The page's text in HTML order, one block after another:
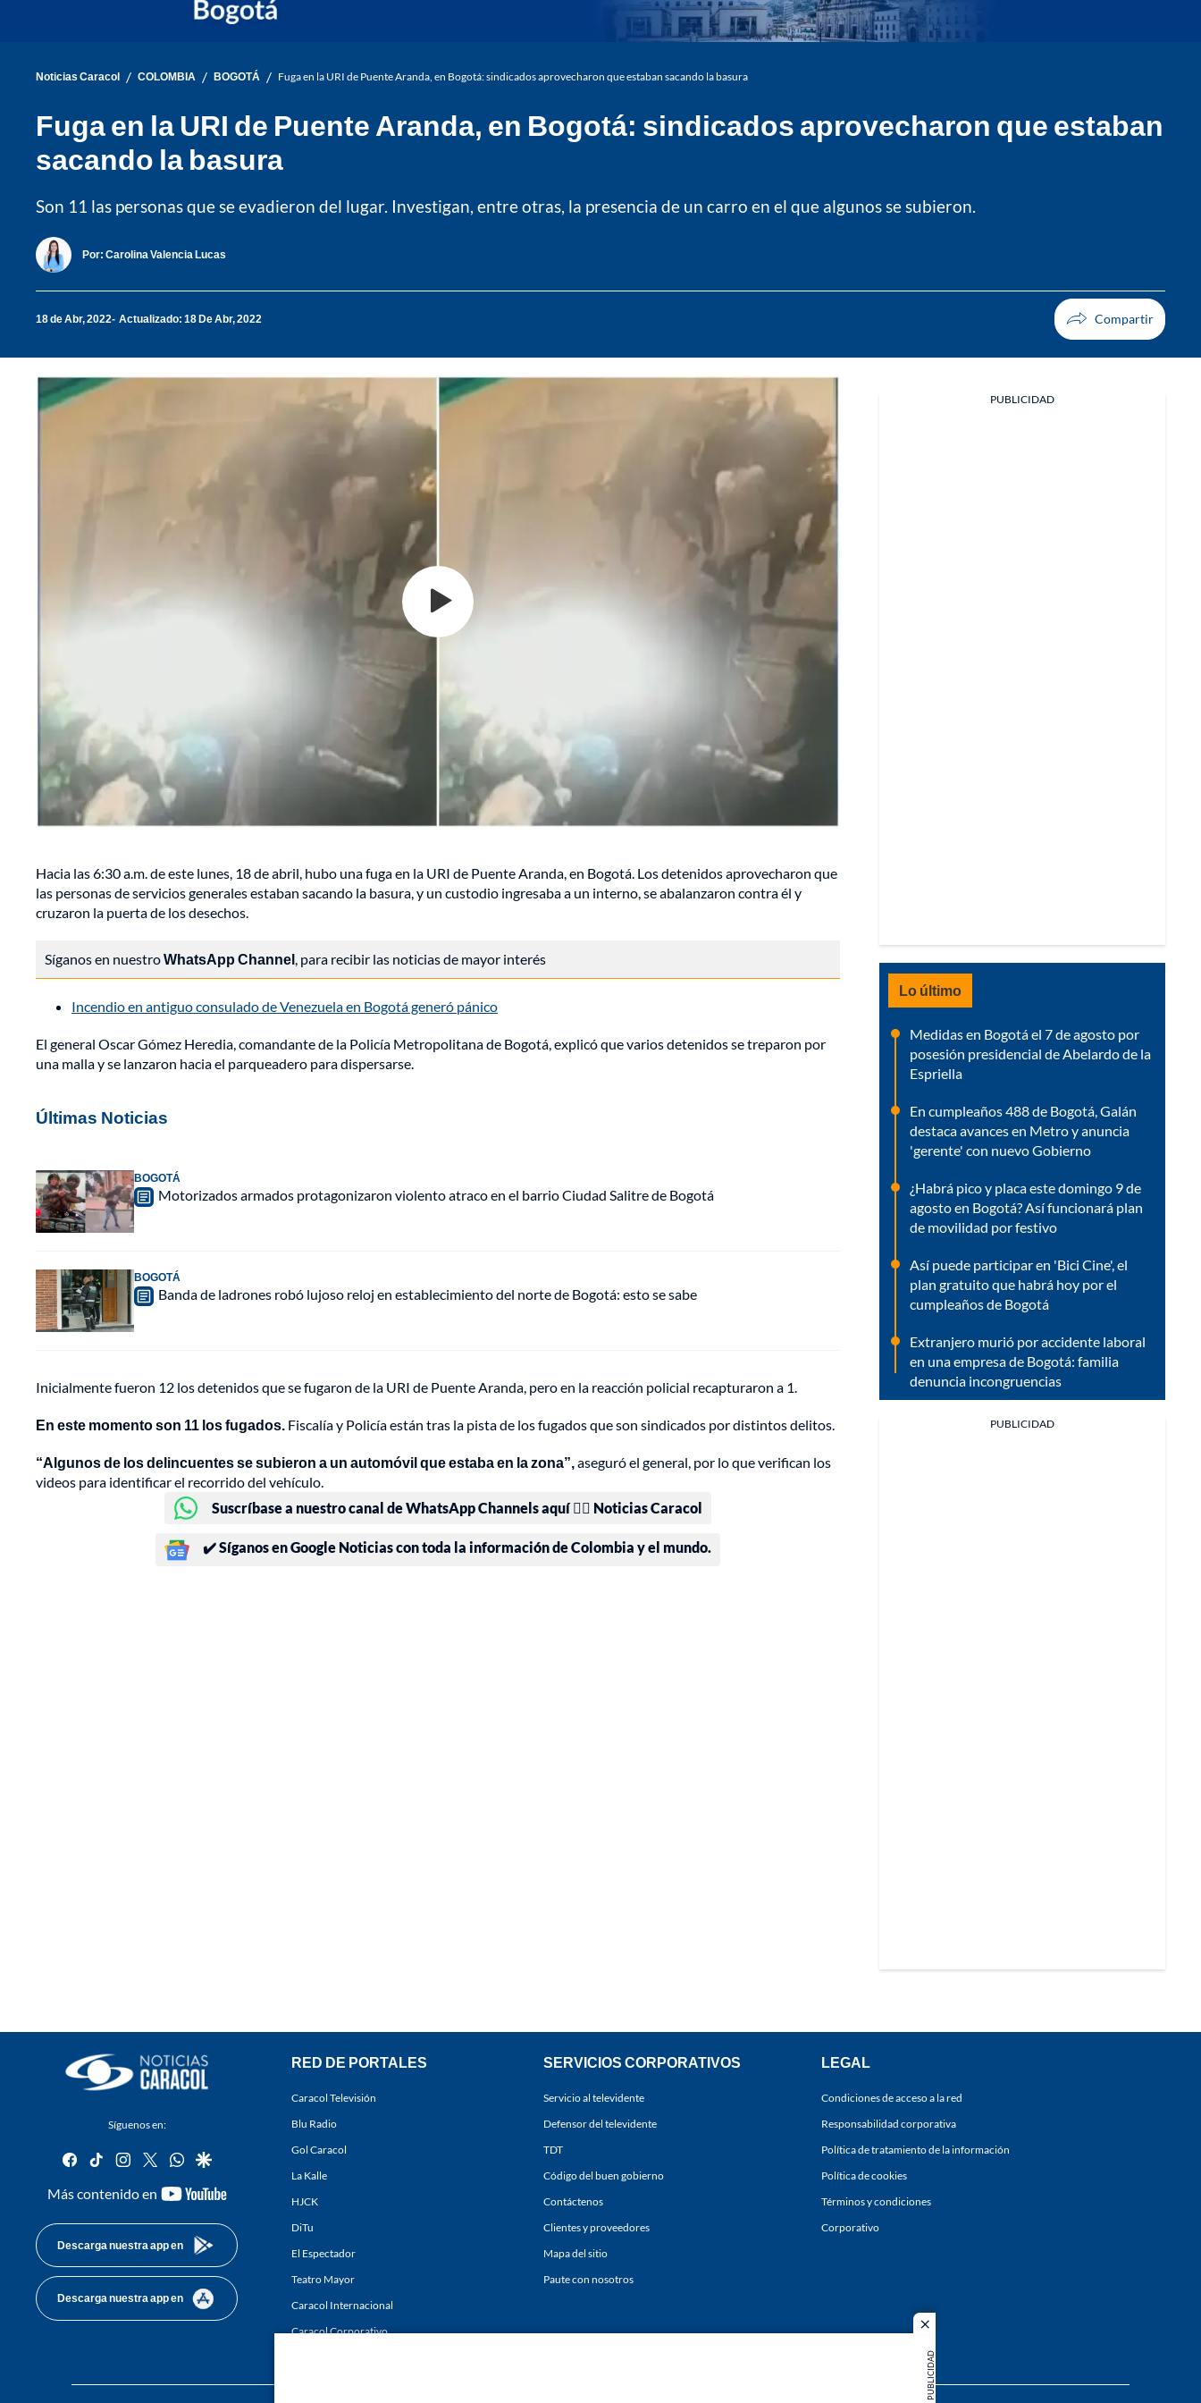
close
PUBLICIDAD
Noticias Caracol / COLOMBIA / BOGOTÁ / Fuga en la URI de Puente Aranda, en Bogotá: sindicados aprovecharon que estaban sacando la basura
Fuga en la URI de Puente Aranda, en Bogotá: sindicados aprovecharon que estaban
sacando la basura
Son 11 las personas que se evadieron del lugar. Investigan, entre otras, la presencia de un carro en el que algunos se subieron.
Por: Carolina Valencia Lucas
18 de Abr, 2022 Actualizado: 18 De Abr, 2022
Hacia las 6:30 a.m. de este lunes, 18 de abril, hubo una fuga en la URI de Puente Aranda, en Bogotá. Los detenidos aprovecharon que
las personas de servicios generales estaban sacando la basura, y un custodio ingresaba a un interno, se abalanzaron contra él y
cruzaron la puerta de los desechos.
Síganos en nuestroWhatsApp Channel, para recibir las noticias de mayor interés
Incendio en antiguo consulado de Venezuela en Bogotá generó pánico
El general Oscar Gómez Heredia, comandante de la Policía Metropolitana de Bogotá, explicó que varios detenidos se treparon por
una malla y se lanzaron hacia el parqueadero para dispersarse.
Últimas Noticias
BOGOTÁ
Motorizados armados protagonizaron violento atraco en el barrio Ciudad Salitre de Bogotá
BOGOTÁ
Banda de ladrones robó lujoso reloj en establecimiento del norte de Bogotá: esto se sabe
Inicialmente fueron 12 los detenidos que se fugaron de la URI de Puente Aranda, pero en la reacción policial recapturaron a 1.
En este momento son 11 los fugados. Fiscalía y Policía están tras la pista de los fugados que son sindicados por distintos delitos.
“Algunos de los delincuentes se subieron a un automóvil que estaba en la zona”,aseguró el general, por lo que verifican los
videos para identificar el recorrido del vehículo.
Suscríbase a nuestro canal de WhatsApp Channels aquí 👉🏻 Noticias Caracol
✔️ Síganos en Google Noticias con toda la información de Colombia y el mundo.
PUBLICIDAD
Lo último
Medidas en Bogotá el 7 de agosto por
posesión presidencial de Abelardo de la
Espriella
En cumpleaños 488 de Bogotá, Galán
destaca avances en Metro y anuncia
'gerente' con nuevo Gobierno
¿Habrá pico y placa este domingo 9 de
agosto en Bogotá? Así funcionará plan
de movilidad por festivo
Así puede participar en 'Bici Cine', el
plan gratuito que habrá hoy por el
cumpleaños de Bogotá
Extranjero murió por accidente laboral
en una empresa de Bogotá: familia
denuncia incongruencias
PUBLICIDAD
Síguenos en:
facebook
tiktok instagram
twitterwhatsapp
google
Más contenido en
youtube-
Descarga nuestra app en
Descarga nuestra app en
RED DE PORTALES
Caracol Televisión
Blu Radio
Gol Caracol
La Kalle
HJCK
DiTu
El Espectador
Teatro Mayor
Caracol Internacional
Caracol Corporativo
SERVICIOS CORPORATIVOS
Servicio al televidente
Defensor del televidente
TDT
Código del buen gobierno
Contáctenos
Clientes y proveedores
Mapa del sitio
Paute con nosotros
LEGAL
Condiciones de acceso a la red
Responsabilidad corporativa
Política de tratamiento de la información
Política de cookies
Términos y condiciones
Corporativo